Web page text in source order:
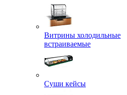
Витрины холодильные
встраиваемые
Суши кейсы